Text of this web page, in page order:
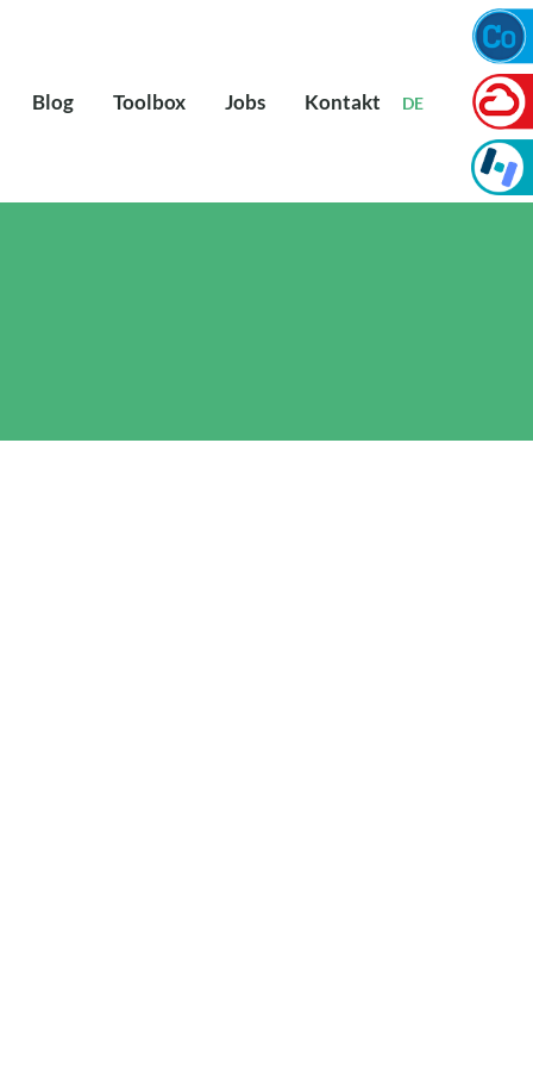
Blog Toolbox Jobs Kontakt DE